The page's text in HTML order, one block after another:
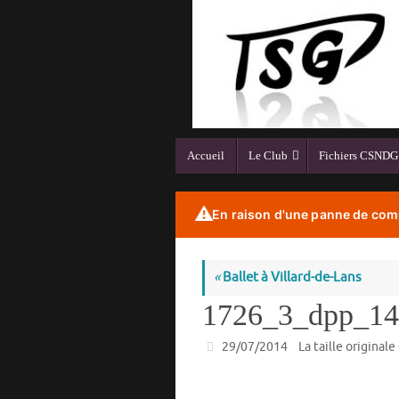
Accueil Le Club Fichiers CSNDG
⚠️En raison d'une panne de
«Ballet à Villard-de-Lans
29/07/2014 La taille